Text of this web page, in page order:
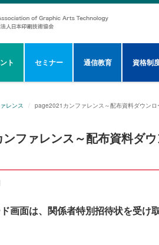
ト セミナー 通信教育 資格制
レンス page2021カンファレンス～配布資料ダウンロ
ファレンス～配布資料ダ
画面は、関係者特別招待状を受け